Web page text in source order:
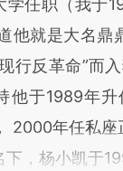
学任职（我于
他就是大名鼎
行反革命”而
他于1989年
2000年任私
下，杨小凯于